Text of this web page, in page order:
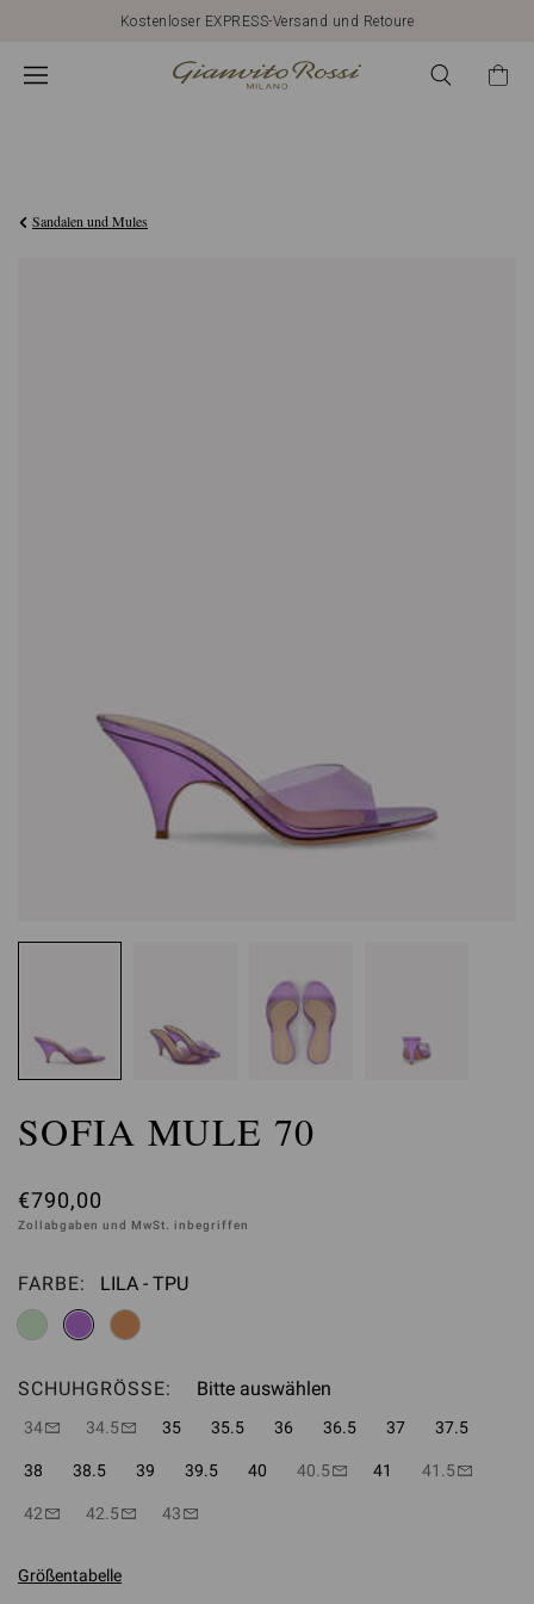
Kostenloser EXPRESS-Versand und Retoure
Sandalen und Mules
SOFIA MULE 70
€790,00
Zollabgaben und MwSt. inbegriffen
FARBE: Bitte auswählen
LILA - TPU
SCHUHGRÖSSE: Bitte auswählen
34 34.5 35 35.5 36 36.5 37 37.5
38 38.5 39 39.5 40 40.5 41 41.5
42 42.5 43
Größentabelle